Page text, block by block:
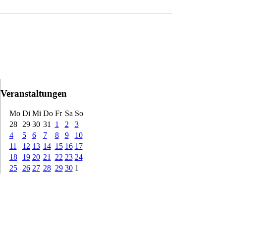
Veranstaltungen
Mo Di Mi Do Fr Sa So
28
29 30 31 1 2
3
4
5 6 7 8 9
10
11
12 13 14 15 16 17
18
19 20 21 22 23 24
25
26 27 28 29 30 1